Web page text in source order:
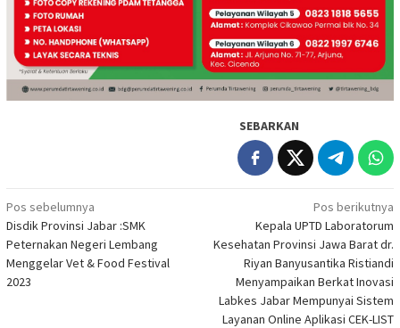
SEBARKAN
Navigasi
pos
Pos sebelumnya
Disdik Provinsi Jabar :SMK
Peternakan Negeri Lembang
Menggelar Vet & Food Festival
2023
Pos berikutnya
Kepala UPTD Laboratorum
Kesehatan Provinsi Jawa Barat dr.
Riyan Banyusantika Ristiandi
Menyampaikan Berkat Inovasi
Labkes Jabar Mempunyai Sistem
Layanan Online Aplikasi CEK-LIST